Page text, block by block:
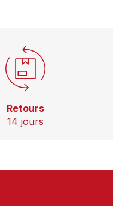
Retours
14 jours